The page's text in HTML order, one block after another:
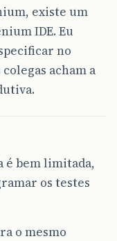
existe um
IDE. Eu
no
acham a
é bem limitada,
os testes
o mesmo